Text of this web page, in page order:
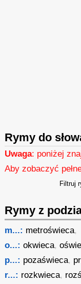
Rymy do
Uwaga: poniżej
Aby zobaczyć
Filtruj
Rymy z
m...: metroświeca,
o...: okwieca,
p...: pozaświeca,
r...: rozkwieca,